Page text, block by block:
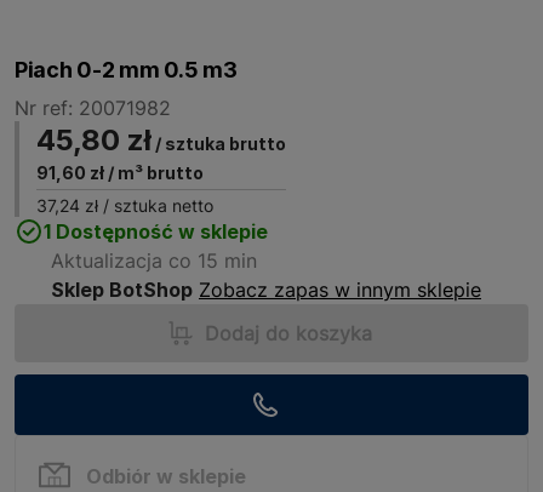
Piach 0-2 mm 0.5 m3
Nr ref: 20071982
45,80 zł / sztuka brutto
91,60 zł / m³ brutto
37,24 zł / sztuka netto
1 Dostępność w sklepie
Aktualizacja co 15 min
Sklep BotShop Zobacz zapas w innym sklepie
Dodaj do koszyka
Odbiór w sklepie